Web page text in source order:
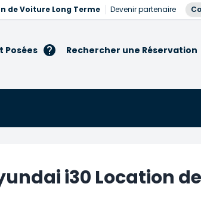
de Voiture Long Terme Devenir partenaire
Posées Rechercher une Réservation
i30 Location